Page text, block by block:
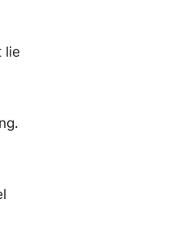
lie